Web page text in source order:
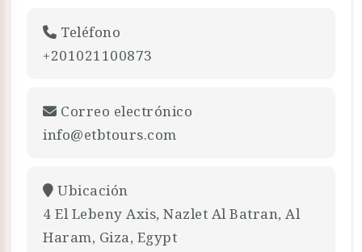
Teléfono
+201021100873
Correo electrónico
info@etbtours.com
Ubicación
4 El Lebeny Axis, Nazlet Al Batran, Al
Haram, Giza, Egypt